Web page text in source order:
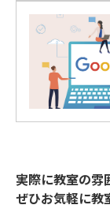
実際に教室の雰
ぜひお気軽に教